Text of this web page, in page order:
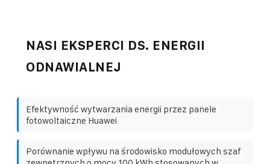
NASI EKSPERCI DS. ENERGII
ODNAWIALNEJ
Efektywność wytwarzania energii przez panele
fotowoltaiczne Huawei
Porównanie wpływu na środowisko modułowych szaf